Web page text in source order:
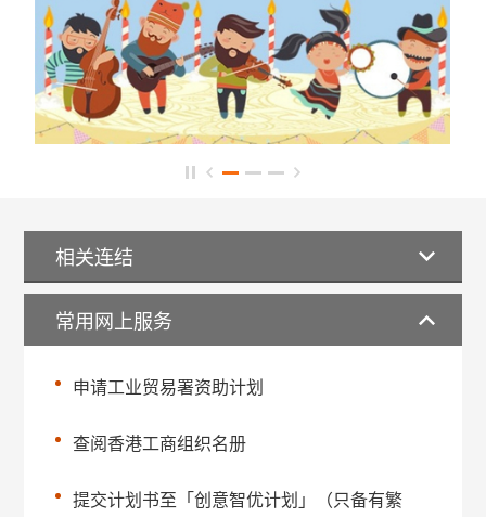
相关连结
常用网上服务
申请工业贸易署资助计划
查阅香港工商组织名册
提交计划书至「创意智优计划」（只备有繁